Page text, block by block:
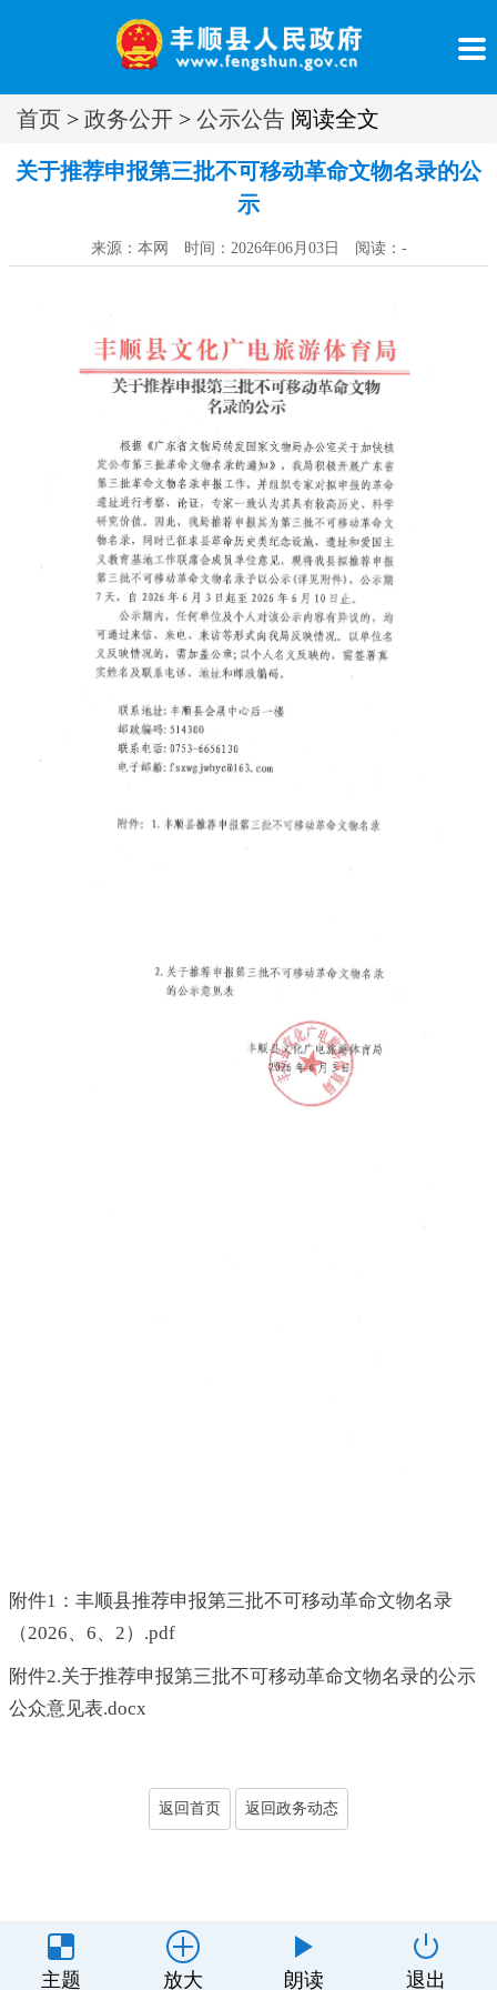
首页 > 政务公开 > 公示公告 阅读全文
关于推荐申报第三批不可移动革命文物名录的公
示
来源：本网 时间：2026年06月03日 阅读： -
附件1：丰顺县推荐申报第三批不可移动革命文物名录
（2026、6、2）.pdf
附件2.关于推荐申报第三批不可移动革命文物名录的公示
公众意见表.docx
返回首页 返回政务动态
主办单位：丰顺县人民政府办公室
制作维护：丰顺县政务服务和数据管理局
主题 放大 朗读 退出